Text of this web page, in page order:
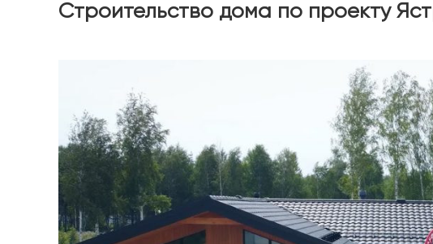
Строительство дома по проекту